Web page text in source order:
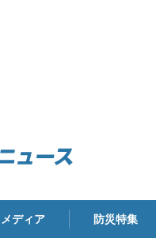
メディア 防災特集